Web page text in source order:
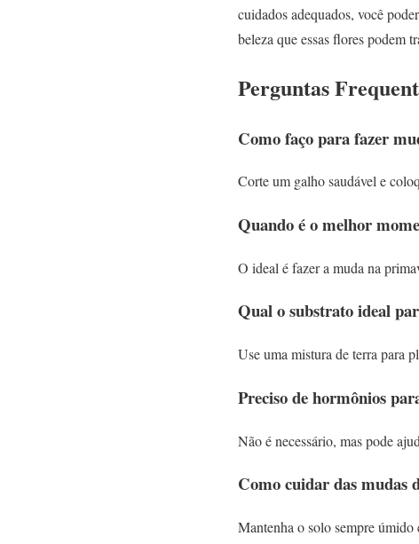
cuidados adequados, você
beleza que essas flores podem
Perguntas
Como faço para fazer
Corte um galho saudável e
Quando é o melhor
O ideal é fazer a muda na
Qual o substrato ideal
Use uma mistura de terra para
Preciso de hormônios
Não é necessário, mas pode
Como cuidar das mudas
Mantenha o solo sempre úmido